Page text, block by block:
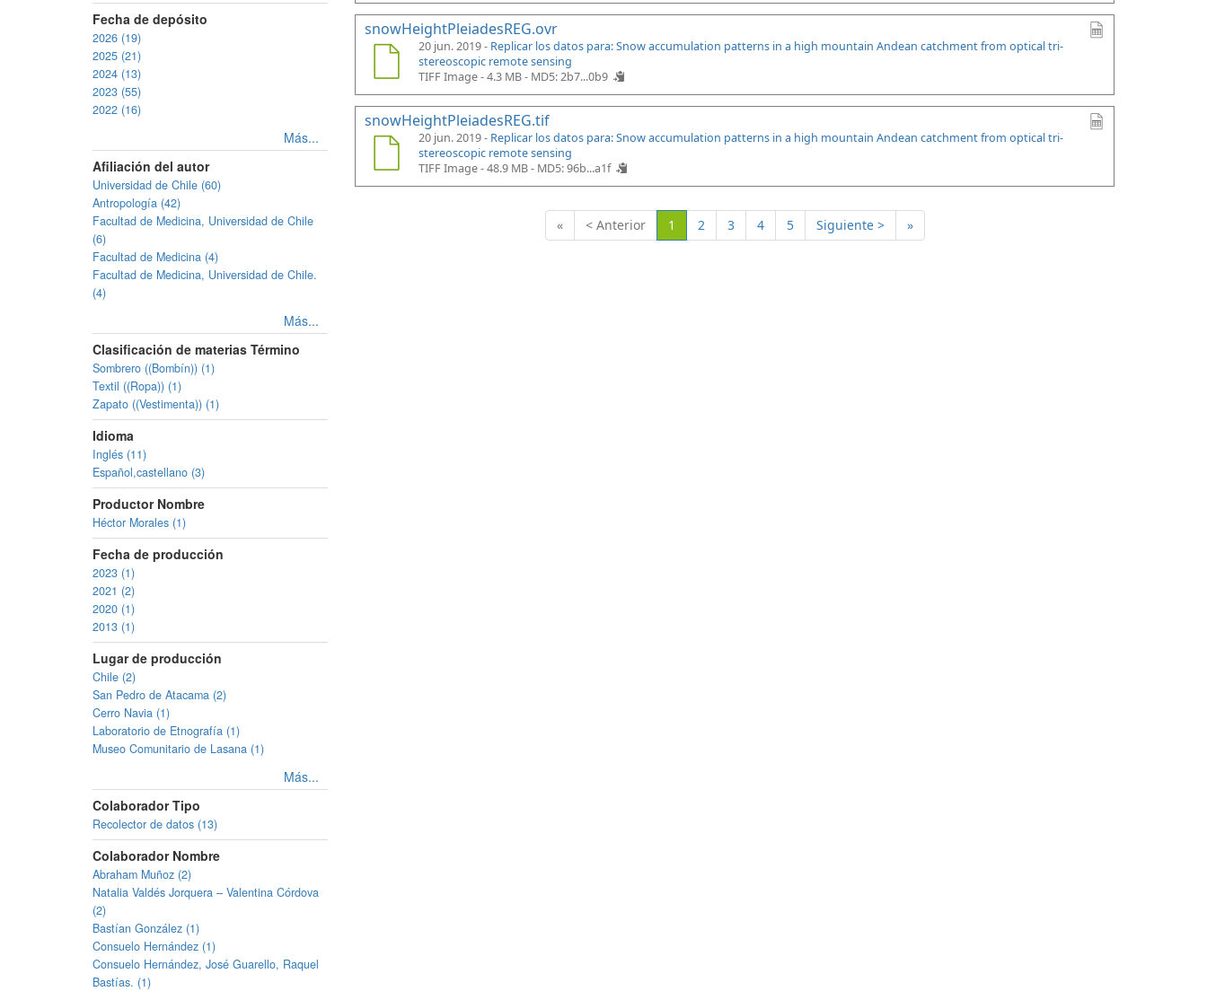
Fecha de depósito
2026 (19)
2025 (21)
2024 (13)
2023 (55)
2022 (16)
Más...
Afiliación del autor
Universidad de Chile (60)
Antropología (42)
Facultad de Medicina, Universidad de Chile
(6)
Facultad de Medicina (4)
Facultad de Medicina, Universidad de Chile.
(4)
Más...
Clasificación de materias Término
Sombrero ((Bombín)) (1)
Textil ((Ropa)) (1)
Zapato ((Vestimenta)) (1)
Idioma
Inglés (11)
Español,castellano (3)
Productor Nombre
Héctor Morales (1)
Fecha de producción
2023 (1)
2021 (2)
2020 (1)
2013 (1)
Lugar de producción
Chile (2)
San Pedro de Atacama (2)
Cerro Navia (1)
Laboratorio de Etnografía (1)
Museo Comunitario de Lasana (1)
Más...
Colaborador Tipo
Recolector de datos (13)
Colaborador Nombre
Abraham Muñoz (2)
Natalia Valdés Jorquera – Valentina Córdova
(2)
Bastían González (1)
Consuelo Hernández (1)
Consuelo Hernández, José Guarello, Raquel
Bastías. (1)
snowHeightPleiadesREG.ovr
20 jun. 2019 - Replicar los datos para: Snow accumulation patterns in a high mountain Andean catchment from optical tri-
stereoscopic remote sensing
TIFF Image - 4.3 MB - MD5: 2b7...0b9
snowHeightPleiadesREG.tif
20 jun. 2019 - Replicar los datos para: Snow accumulation patterns in a high mountain Andean catchment from optical tri-
stereoscopic remote sensing
TIFF Image - 48.9 MB - MD5: 96b...a1f
« < Anterior 1 (Actual)
2 3 4 5 Siguiente > »